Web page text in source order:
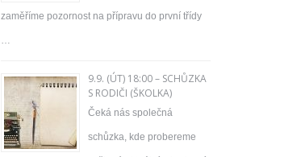
zaměříme pozornost na přípravu do první třídy
…
9.9. (ÚT) 18:00 – SCHŮZKA
S RODIČI (ŠKOLKA)
Čeká nás společná
schůzka, kde probereme